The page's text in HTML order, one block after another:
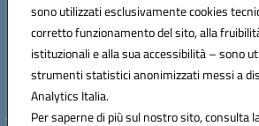
sono utilizzati esclusivamente cookies
corretto funzionamento del sito, alla
istituzionali e alla sua accessibilità – sono
strumenti statistici anonimizzati messi a
Analytics Italia.
Per saperne di più sul nostro sito, consulta
Codice fiscale: 96012410799
Codice meccanografico:VVIC82200D
Codice Indice delle Pubbliche Amministrazioni
Codice unico di fatturazione (CUF): UFUKAE